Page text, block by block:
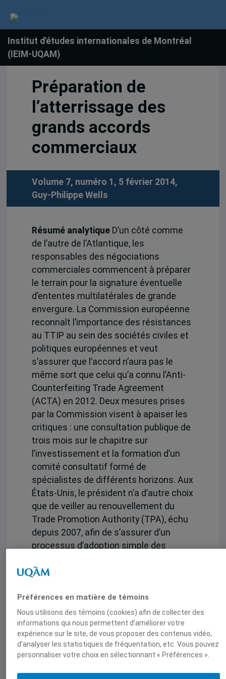
Institut d'études internationales de Montréal
(IEIM-UQAM)
Préparation de
l’atterrissage des
grands accords
commerciaux
Volume 7, numéro 1, 5 février 2014,
Guy-Philippe Wells
Résumé analytiqueD’un côté comme
de l’autre de l’Atlantique, les
responsables des négociations
commerciales commencent à préparer
le terrain pour la signature éventuelle
d’ententes multilatérales de grande
envergure. La Commission européenne
reconnaît l’importance des résistances
au TTIP au sein des sociétés civiles et
politiques européennes et veut
s’assurer que l’accord n’aura pas le
même sort que celui qu’a connu l’Anti-
Counterfeiting Trade Agreement
(ACTA) en 2012. Deux mesures prises
par la Commission visent à apaiser les
critiques : une consultation publique de
trois mois sur le chapitre sur
l’investissement et la formation d’un
comité consultatif formé de
spécialistes de différents horizons. Aux
États-Unis, le président n’a d’autre choix
que de veiller au renouvellement du
Trade Promotion Authority (TPA), échu
depuis 2007, afin de s’assurer d’un
processus d’adoption simple des
Sans ce renouvellement, il sera difficile
processus législatif du Congrès sans
une opposition qui pourrait bien les
paralyser. Le président s’allie ainsi aux
Républicains, généralement favorables
à la mesure, et doit convaincre une
Préférences en matière de témoins
Nous utilisons des témoins (cookies) afin de collecter des
informations qui nous permettent d’améliorer votre
expérience sur le site, de vous proposer des contenus vidéo,
d’analyser les statistiques de fréquentation, etc. Vous pouvez
personnaliser votre choix en sélectionnant « Préférences ».